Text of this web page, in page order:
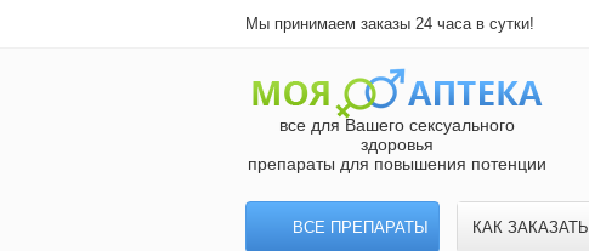
Мы принимаем заказы 24 часа в сутки!
все для Вашего сексуального
здоровья
препараты для повышения потенции
ВСЕ ПРЕПАРАТЫ КАК ЗАКАЗАТЬ